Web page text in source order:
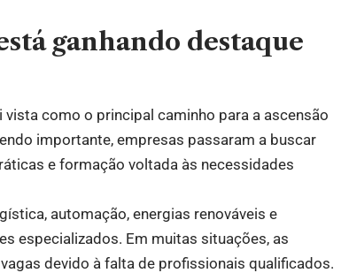
ganhando destaque
como o principal caminho para a ascensão
importante, empresas passaram a buscar
e formação voltada às necessidades
automação, energias renováveis e
especializados. Em muitas situações, as
devido à falta de profissionais qualificados.